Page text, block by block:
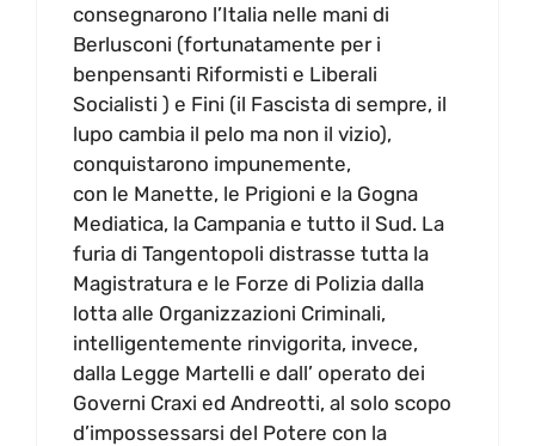
consegnarono l’Italia nelle mani di
Berlusconi (fortunatamente per i
benpensanti Riformisti e Liberali
Socialisti ) e Fini (il Fascista di sempre, il
lupo cambia il pelo ma non il vizio),
conquistarono impunemente,
con le Manette, le Prigioni e la Gogna
Mediatica, la Campania e tutto il Sud. La
furia di Tangentopoli distrasse tutta la
Magistratura e le Forze di Polizia dalla
lotta alle Organizzazioni Criminali,
intelligentemente rinvigorita, invece,
dalla Legge Martelli e dall’ operato dei
Governi Craxi ed Andreotti, al solo scopo
d’impossessarsi del Potere con la